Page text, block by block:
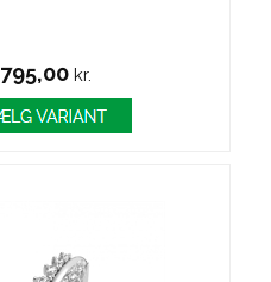
795,00 kr.